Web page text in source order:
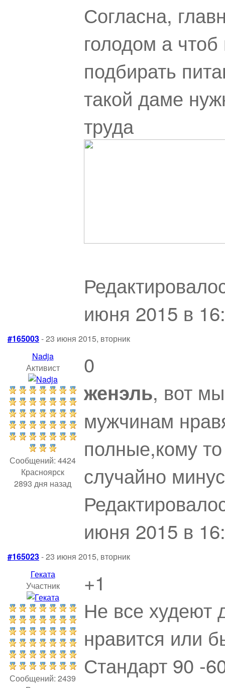
Согласна,
голодом а
подбирать
такой даме
труда
июня 2015 в
#165003- 23 июня 2015, вторник
Nadja
Активист
Сообщений: 4424
Красноярск
2893 дня назад
0
женэль, вот
мужчинам
полные,кому
случайно
июня 2015 в
#165023- 23 июня 2015, вторник
Геката
Участник
Сообщений: 2439
+1
Не все худеют
нравится или
Стандарт 90 -